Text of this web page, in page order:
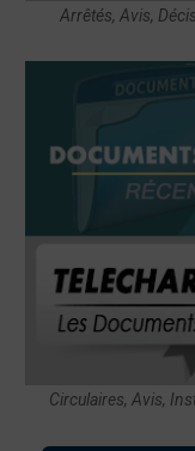
Arrêtés, Avis,
Circulaires, Avis,